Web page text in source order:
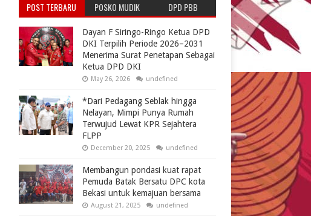
POST TERBARU
POSKO MUDIK
DPD PBB
Dayan F Siringo-Ringo Ketua DPD
DKI Terpilih Periode 2026–2031
Menerima Surat Penetapan Sebagai
Ketua DPD DKI
May 26, 2026 undefined
*Dari Pedagang Seblak hingga
Nelayan, Mimpi Punya Rumah
Terwujud Lewat KPR Sejahtera
FLPP
December 20, 2025 undefined
Membangun pondasi kuat rapat
Pemuda Batak Bersatu DPC kota
Bekasi untuk kemajuan bersama
August 21, 2025 undefined